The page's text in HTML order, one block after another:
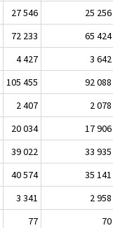
27 546 25 256
72 233 65 424
4 427 3 642
105 455 92 088
2 407 2 078
20 034 17 906
39 022 33 935
40 574 35 141
3 341 2 958
77 70